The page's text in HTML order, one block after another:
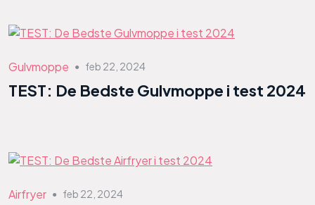
Gulvmoppe ● feb 22, 2024
TEST: De Bedste Gulvmoppe i test 2024
Airfryer ● feb 22, 2024